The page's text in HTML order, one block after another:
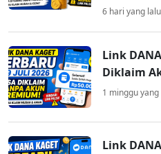
6 hari yang lalu
Link
Diklaim
1 minggu
Link